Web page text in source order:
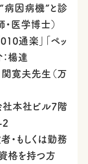
病因病機”と診
医学博士）
通楽」「ペッ
楊達
関寛夫先生（万
社本社ビル7階
もしくは勤務
格を持つ方